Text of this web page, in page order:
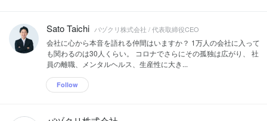
Sato Taichi バヅクリ株式会社 / 代表取締役CEO
会社に心から本音を語れる仲間はいますか？ 1万人の会社に入って
も関わるのは30人くらい。 コロナでさらにその孤独は広がり、 社
員の離職、メンタルヘルス、生産性に大き...
Follow